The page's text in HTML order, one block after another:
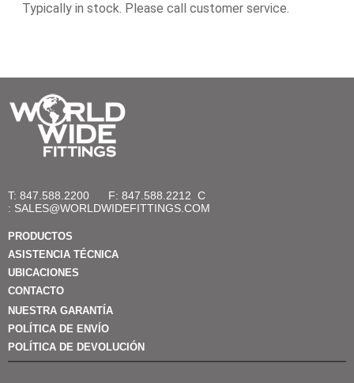
Typically in stock. Please call customer service.
T: 847.588.2200 F: 847.588.2212 C
: SALES@WORLDWIDEFITTINGS.COM
PRODUCTOS
ASISTENCIA TÉCNICA
UBICACIONES
CONTACTO
NUESTRA GARANTÍA
POLÍTICA DE ENVÍO
POLÍTICA DE DEVOLUCIÓN